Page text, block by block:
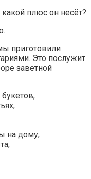
плюс он несёт?
приготовили
Это послужит
заветной
на дому;